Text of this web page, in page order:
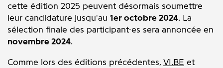
cette édition 2025 peuvent désormais soumettre
leur candidature jusqu'au 1er octobre 2024. La
sélection finale des participant·es sera annoncée en
novembre 2024.
Comme lors des éditions précédentes, VI.BE et